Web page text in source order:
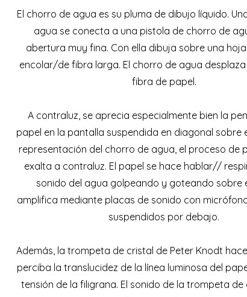
El chorro de agua es su pluma de dibujo líquido.
agua se conecta a una pistola de chorro de
abertura muy fina. Con ella dibuja sobre una
encolar/de fibra larga. El chorro de agua
fibra de papel.
A contraluz, se aprecia especialmente bien la
papel en la pantalla suspendida en diagonal sobre
representación del chorro de agua, el proceso de
exalta a contraluz. El papel se hace hablar//
sonido del agua golpeando y goteando sobre
amplifica mediante placas de sonido con
suspendidos por debajo.
Además, la trompeta de cristal de Peter Knodt
perciba la translucidez de la línea luminosa del
tensión de la filigrana. El sonido de la trompeta